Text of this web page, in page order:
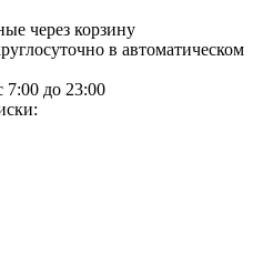
через корзину
в автоматическом
7:00 до 23:00